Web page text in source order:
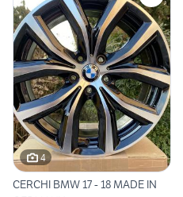
4
CERCHI BMW 17 - 18 MADE IN